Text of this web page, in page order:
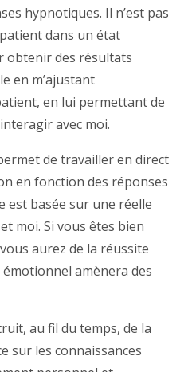
hypnotiques. Il n’est pas
dans un état
obtenir des résultats
en m’ajustant
en lui permettant de
avec moi.
de travailler en direct
en fonction des réponses
est basée sur une réelle
moi. Si vous êtes bien
aurez de la réussite
amènera des
au fil du temps, de la
sur les connaissances